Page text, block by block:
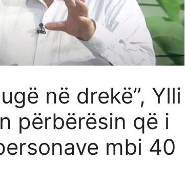
në drekë”, Ylli
përbërësin që i
mbi 40